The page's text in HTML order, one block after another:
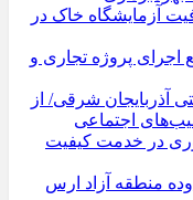
آزمایشگاه خاک در
اجرای پروژه تجاری و
آذربایجان شرقی/ از
اجتماعی
در خدمت کیفیت
منطقه آزاد ارس